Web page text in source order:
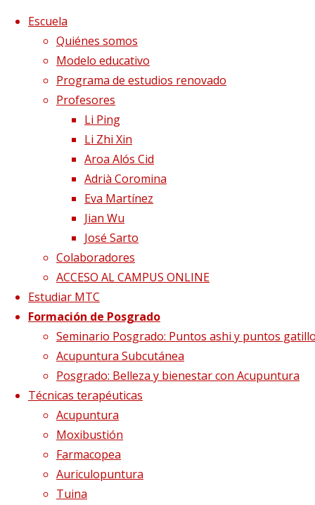
Saltar al contenido
Escuela
Quiénes somos
Modelo educativo
Programa de estudios renovado
Profesores
Li Ping
Li Zhi Xin
Aroa Alós Cid
Adrià Coromina
Eva Martínez
Jian Wu
José Sarto
Colaboradores
ACCESO AL CAMPUS ONLINE
Estudiar MTC
Formación de Posgrado
Seminario Posgrado: Puntos ashi y puntos
Acupuntura Subcutánea
Posgrado: Belleza y bienestar con Acupuntura
Técnicas terapéuticas
Acupuntura
Moxibustión
Farmacopea
Auriculopuntura
Tuina
Página de InicioBlog
Infertilidad 2
Infertilidad 2
Tamaño completo468 × 191
masculina